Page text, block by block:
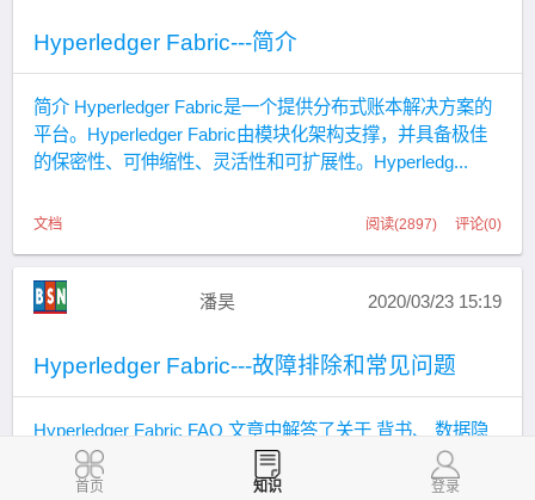
首页 知识 登录
Hyperledger Fabric---简介
简介 Hyperledger Fabric是一个提供分布式账本解决方案的
平台。Hyperledger Fabric由模块化架构支撑，并具备极佳
的保密性、可伸缩性、灵活性和可扩展性。Hyperledg...
文档 阅读(2897) 评论(0)
潘昊 2020/03/23 15:19
Hyperledger Fabric---故障排除和常见问题
Hyperledger Fabric FAQ 文章中解答了关于 背书、 数据隐
私和权限控制、 应用端编程模型、 链码（智能合约和数字
资产）、 最近版本的区别等常见问题。 原文链接 ：http